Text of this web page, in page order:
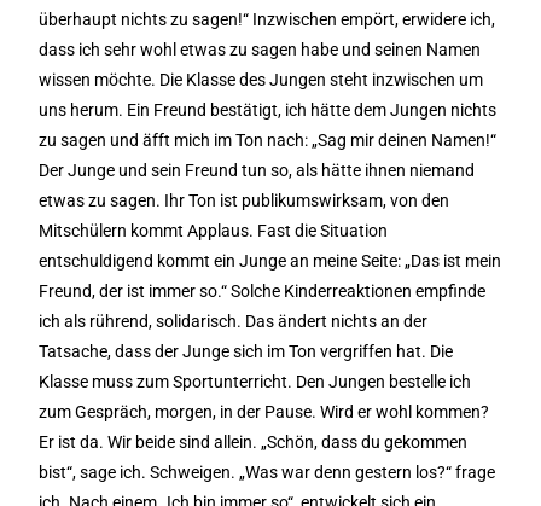
überhaupt nichts zu sagen!“ Inzwischen empört, erwidere ich,
dass ich sehr wohl etwas zu sagen habe und seinen Namen
wissen möchte. Die Klasse des Jungen steht inzwischen um
uns herum. Ein Freund bestätigt, ich hätte dem Jungen nichts
zu sagen und äfft mich im Ton nach: „Sag mir deinen Namen!“
Der Junge und sein Freund tun so, als hätte ihnen niemand
etwas zu sagen. Ihr Ton ist publikumswirksam, von den
Mitschülern kommt Applaus. Fast die Situation
entschuldigend kommt ein Junge an meine Seite: „Das ist mein
Freund, der ist immer so.“ Solche Kinderreaktionen empfinde
ich als rührend, solidarisch. Das ändert nichts an der
Tatsache, dass der Junge sich im Ton vergriffen hat. Die
Klasse muss zum Sportunterricht. Den Jungen bestelle ich
zum Gespräch, morgen, in der Pause. Wird er wohl kommen?
Er ist da. Wir beide sind allein. „Schön, dass du gekommen
bist“, sage ich. Schweigen. „Was war denn gestern los?“ frage